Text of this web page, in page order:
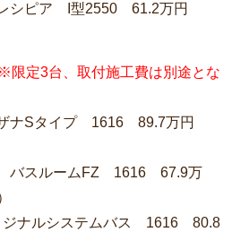
シピア I型2550 61.2万円
※限定3台、取付施工費は別途とな
ナSタイプ 1616 89.7万円
バスルームFZ 1616 67.9万
ナルシステムバス 1616 80.8